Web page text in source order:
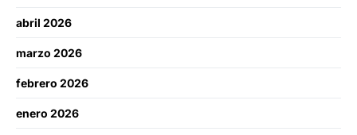
abril 2026
marzo 2026
febrero 2026
enero 2026